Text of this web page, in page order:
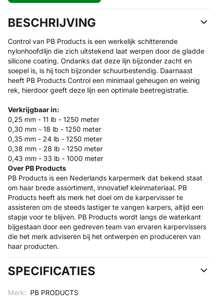
BESCHRIJVING
Control van PB Products is een werkelijk schitterende
nylonhoofdlijn die zich uitstekend laat werpen door de gladde
silicone coating. Ondanks dat deze lijn bijzonder zacht en
soepel is, is hij toch bijzonder schuurbestendig. Daarnaast
heeft PB Products Control een minimaal geheugen en weinig
rek, hierdoor geeft deze lijn een optimale beetregistratie.
Verkrijgbaar in:
0,25 mm - 11 lb - 1250 meter
0,30 mm - 18 lb - 1250 meter
0,35 mm - 24 lb - 1250 meter
0,38 mm - 28 lb - 1250 meter
0,43 mm - 33 lb - 1000 meter
Over PB Products
PB Products is een Nederlands karpermerk dat bekend staat
om haar brede assortiment, innovatief kleinmateriaal. PB
Products heeft als merk het doel om de karpervisser te
assisteren om de steeds lastiger te vangen karpers, altijd een
stapje voor te blijven. PB Products wordt langs de waterkant
bijgestaan door een gedreven team van ervaren karpervissers
die het merk adviseren bij het ontwerpen en produceren van
haar producten.
SPECIFICATIES
Merk: PB PRODUCTS